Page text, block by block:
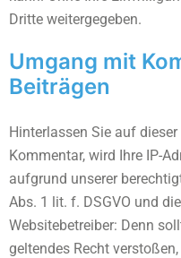
Dritte weitergegeben.
Umgang mit
Beiträgen
Hinterlassen Sie auf
Kommentar, wird Ihre IP-
aufgrund unserer
Abs. 1 lit. f. DSGVO und
Websitebetreiber: Denn
geltendes Recht